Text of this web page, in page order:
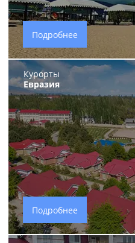
Подробнее
Курорты
Евразия
Подробнее